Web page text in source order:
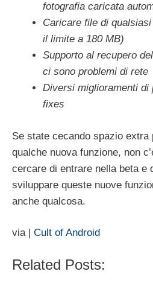
fotografia caricata
Caricare file di
il limite a 180 MB)
Supporto al recupero
ci sono problemi di rete
Diversi miglioramenti di
fixes
Se state cecando spazio extra
qualche nuova funzione, non
cercare di entrare nella beta e
sviluppare queste nuove
anche qualcosa.
via | Cult of Android
Related Posts: